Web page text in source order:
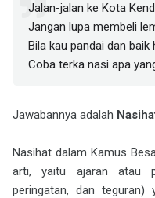
Jalan-jalan ke Kota
Jangan lupa membeli
Bila kau pandai dan baik
Coba terka nasi apa
Jawabannya adalah
Nasihat dalam Kamus
arti, yaitu ajaran atau
peringatan, dan teguran)